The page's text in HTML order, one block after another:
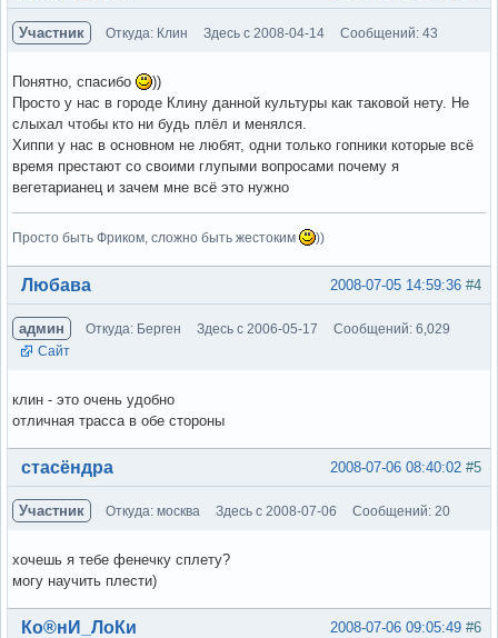
Участник Откуда: Клин Здесь с 2008-04-14 Сообщений: 43
Понятно, спасибо
))
Просто у нас в городе Клину данной культуры как таковой нету. Не
слыхал чтобы кто ни будь плёл и менялся.
Хиппи у нас в основном не любят, одни только гопники которые всё
время престают со своими глупыми вопросами почему я
вегетарианец и зачем мне всё это нужно
Просто быть Фриком, сложно быть жестоким ))
Вне форума #4
2008-07-05 14:59:36
Любава
админ Откуда: Берген Здесь с 2006-05-17
Сообщений: 6,029
Сайт
клин - это очень удобно
отличная трасса в обе стороны
Вне форума #5
2008-07-06 08:40:02
стасёндра
Участник Откуда: москва Здесь с 2008-07-06 Сообщений: 20
хочешь я тебе фенечку сплету?
могу научить плести)
Вне форума #6
2008-07-06 09:05:49
Ко®нИ_ЛоКи